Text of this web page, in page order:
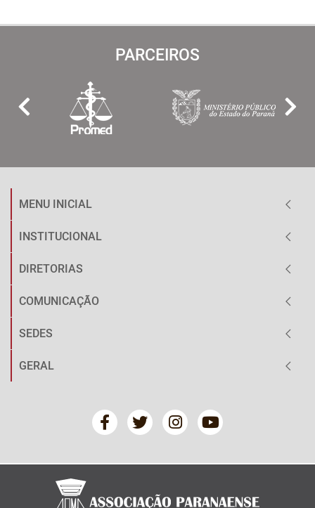
PARCEIROS
MENU INICIAL
INSTITUCIONAL
DIRETORIAS
COMUNICAÇÃO
SEDES
GERAL